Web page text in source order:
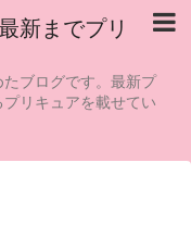
新までプリ
ブログです。最新プ
リキュアを載せてい